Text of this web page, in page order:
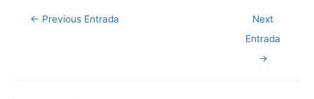
e e er
← Previous Entrada
Next
Entrada
→